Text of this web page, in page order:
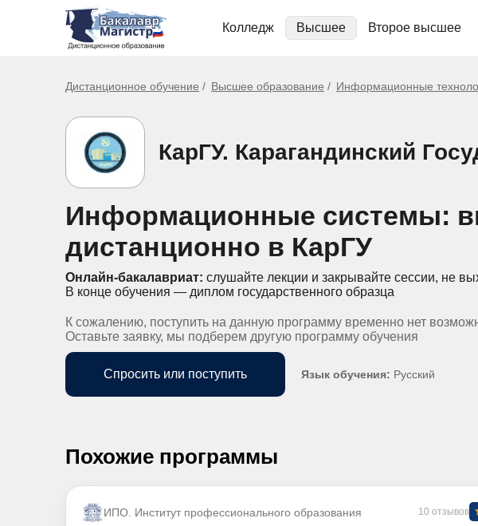
Колледж Высшее Второе высшее
Дистанционное обучение Высшее образование Информационные
КарГУ. Карагандинский
Информационные системы:
дистанционно в КарГУ
Онлайн-бакалавриат: слушайте лекции и закрывайте сессии, не
В конце обучения — диплом государственного образца
К сожалению, поступить на данную программу временно нет
Оставьте заявку, мы подберем другую программу обучения
Спросить или поступить Язык обучения: Русский
Похожие программы
ИПО. Институт профессионального образования 10 отзывов